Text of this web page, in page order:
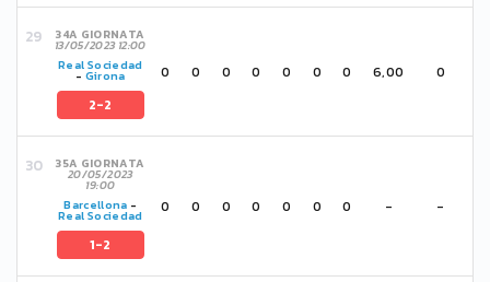
34A GIORNATA
13/05/2023 12:00
Real Sociedad
- Girona
2-2
0 0 0 0 0 0 0 6,00 0
35A GIORNATA
20/05/2023
19:00
Barcellona -
Real Sociedad
1-2
0 0 0 0 0 0 0 - -